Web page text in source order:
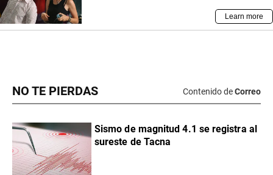
NO TE PIERDAS Contenido deCorreo
Sismo de magnitud 4.1 se registra al
sureste de Tacna